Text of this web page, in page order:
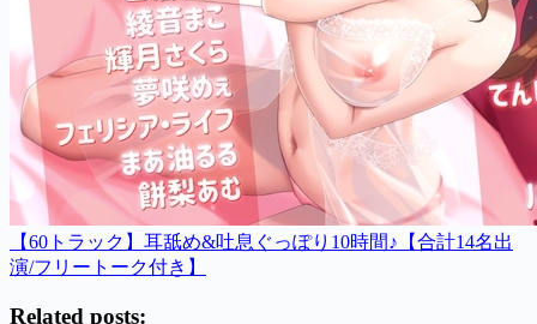
【60トラック】耳舐め&吐息ぐっぽり10時間♪【合計14名出
演/フリートーク付き】
Related posts: